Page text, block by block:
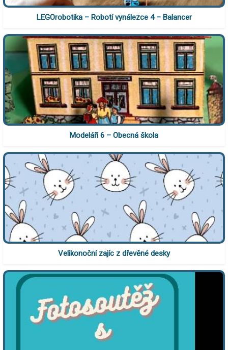
LEGOrobotika – Robotí vynálezce 4 – Balancer
Modeláři 6 – Obecná škola
Velikonoční zajíc z dřevěné desky